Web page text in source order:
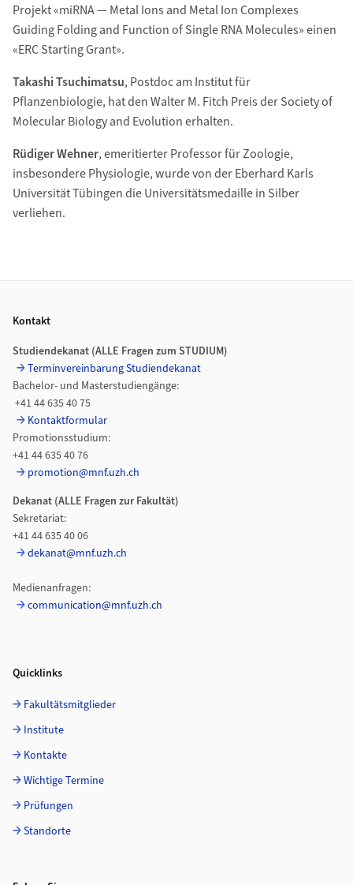
Projekt «miRNA — Metal Ions and Metal Ion Complexes
Guiding Folding and Function of Single RNA Molecules» einen
«ERC Starting Grant».
Takashi Tsuchimatsu, Postdoc am Institut für
Pflanzenbiologie, hat den Walter M. Fitch Preis der Society of
Molecular Biology and Evolution erhalten.
Rüdiger Wehner, emeritierter Professor für Zoologie,
insbesondere Physiologie, wurde von der Eberhard Karls
Universität Tübingen die Universitätsmedaille in Silber
verliehen.
Kontakt
Studiendekanat (ALLE Fragen zum STUDIUM)
Terminvereinbarung Studiendekanat
Bachelor- und Masterstudiengänge:
+41 44 635 40 75
Kontaktformular
Promotionsstudium:
+41 44 635 40 76
promotion@mnf.uzh.ch
Dekanat (ALLE Fragen zur Fakultät)
Sekretariat:
+41 44 635 40 06
dekanat@mnf.uzh.ch
Medienanfragen:
communication@mnf.uzh.ch
Quicklinks
Fakultätsmitglieder
Institute
Kontakte
Wichtige Termine
Prüfungen
Standorte